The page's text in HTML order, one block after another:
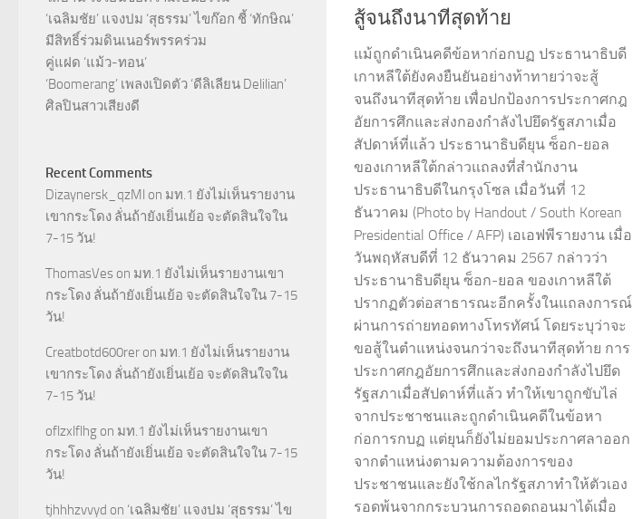
สู้จนถึงนาทีสุดท้าย
แม้ถูกดำเนินคดีข้อหาก่อกบฏ ประธานาธิบดี
เกาหลีใต้ยังคงยืนยันอย่างท้าทายว่าจะสู้
จนถึงนาทีสุดท้าย เพื่อปกป้องการประกาศกฎ
อัยการศึกและส่งกองกำลังไปยึดรัฐสภาเมื่อ
สัปดาห์ที่แล้ว ประธานาธิบดียุน ซ็อก-ยอล
ของเกาหลีใต้กล่าวแถลงที่สำนักงาน
ประธานาธิบดีในกรุงโซล เมื่อวันที่ 12
ธันวาคม (Photo by Handout / South Korean
Presidential Office / AFP) เอเอฟพีรายงาน เมื่อ
วันพฤหัสบดีที่ 12 ธันวาคม 2567 กล่าวว่า
ประธานาธิบดียุน ซ็อก-ยอล ของเกาหลีใต้
ปรากฏตัวต่อสาธารณะอีกครั้งในแถลงการณ์
ผ่านการถ่ายทอดทางโทรทัศน์ โดยระบุว่าจะ
ขอสู้ในตำแหน่งจนกว่าจะถึงนาทีสุดท้าย การ
ประกาศกฎอัยการศึกและส่งกองกำลังไปยึด
รัฐสภาเมื่อสัปดาห์ที่แล้ว ทำให้เขาถูกขับไล่
จากประชาชนและถูกดำเนินคดีในข้อหา
ก่อการกบฏ แต่ยุนก็ยังไม่ยอมประกาศลาออก
จากตำแหน่งตามความต้องการของ
ประชาชนและยังใช้กลไกรัฐสภาทำให้ตัวเอง
รอดพ้นจากกระบวนการถอดถอนมาได้เมื่อ
‘เฉลิมชัย’ แจงปม ‘สุธรรม’ ไขก๊อก ชี้ ‘ทักษิณ’
มีสิทธิ์ร่วมดินเนอร์พรรคร่วม
คู่แฝด ‘แม้ว-ทอน’
‘Boomerang’ เพลงเปิดตัว ‘ดีลิเลียน Delilian’
ศิลปินสาวเสียงดี
Recent Comments
Dizaynersk_qzMl on มท.1 ยังไม่เห็นรายงาน
เขากระโดง ลั่นถ้ายังเยิ่นเย้อ จะตัดสินใจใน
7-15 วัน!
ThomasVes on มท.1 ยังไม่เห็นรายงานเขา
กระโดง ลั่นถ้ายังเยิ่นเย้อ จะตัดสินใจใน 7-15
วัน!
Creatbotd600rer on มท.1 ยังไม่เห็นรายงาน
เขากระโดง ลั่นถ้ายังเยิ่นเย้อ จะตัดสินใจใน
7-15 วัน!
oflzxlflhg on มท.1 ยังไม่เห็นรายงานเขา
กระโดง ลั่นถ้ายังเยิ่นเย้อ จะตัดสินใจใน 7-15
วัน!
tjhhhzvvyd on ‘เฉลิมชัย’ แจงปม ‘สุธรรม’ ไข